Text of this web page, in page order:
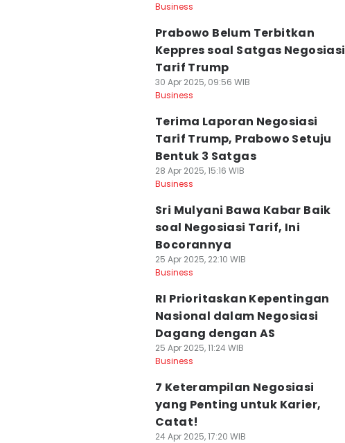
Business
Prabowo Belum Terbitkan
Keppres soal Satgas Negosiasi
Tarif Trump
30 Apr 2025, 09:56 WIB
Business
Terima Laporan Negosiasi
Tarif Trump, Prabowo Setuju
Bentuk 3 Satgas
28 Apr 2025, 15:16 WIB
Business
Sri Mulyani Bawa Kabar Baik
soal Negosiasi Tarif, Ini
Bocorannya
25 Apr 2025, 22:10 WIB
Business
RI Prioritaskan Kepentingan
Nasional dalam Negosiasi
Dagang dengan AS
25 Apr 2025, 11:24 WIB
Business
7 Keterampilan Negosiasi
yang Penting untuk Karier,
Catat!
24 Apr 2025, 17:20 WIB